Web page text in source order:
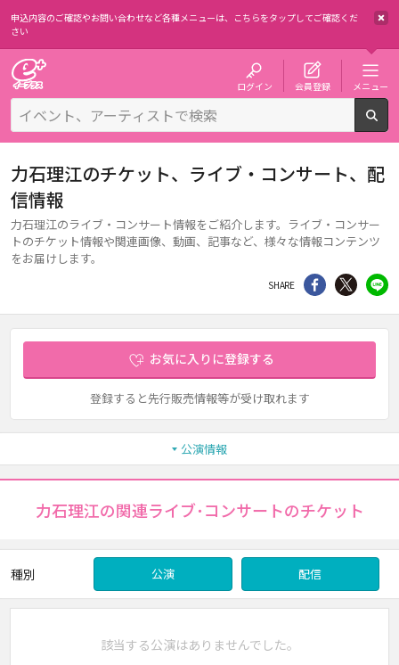
申込内容のご確認やお問い合わせなど各種メニューは、 こちらをタップしてご確認くだ
さい
ログイン 会員登録 メニュー
力石理江のチケット、ライブ・コンサート、配
信情報
力石理江のライブ・コンサート情報をご紹介します。ライブ・コンサー
トのチケット情報や関連画像、動画、記事など、様々な情報コンテンツ
をお届けします。
SHARE シェア Twitter
お気に入りに登録する
登録すると先行販売情報等が受け取れます
公演情報
力石理江の関連ライブ･コンサートのチケット
種別 公演 配信
該当する公演はありませんでした。